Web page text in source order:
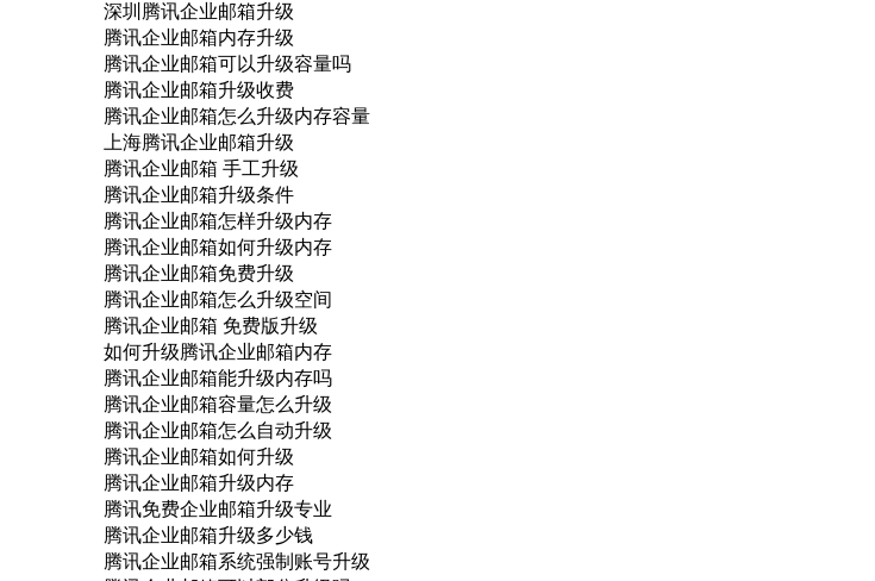
深圳腾讯企业邮箱升级
腾讯企业邮箱内存升级
腾讯企业邮箱可以升级容量吗
腾讯企业邮箱升级收费
腾讯企业邮箱怎么升级内存容量
上海腾讯企业邮箱升级
腾讯企业邮箱 手工升级
腾讯企业邮箱升级条件
腾讯企业邮箱怎样升级内存
腾讯企业邮箱如何升级内存
腾讯企业邮箱免费升级
腾讯企业邮箱怎么升级空间
腾讯企业邮箱 免费版升级
如何升级腾讯企业邮箱内存
腾讯企业邮箱能升级内存吗
腾讯企业邮箱容量怎么升级
腾讯企业邮箱怎么自动升级
腾讯企业邮箱如何升级
腾讯企业邮箱升级内存
腾讯免费企业邮箱升级专业
腾讯企业邮箱升级多少钱
腾讯企业邮箱系统强制账号升级